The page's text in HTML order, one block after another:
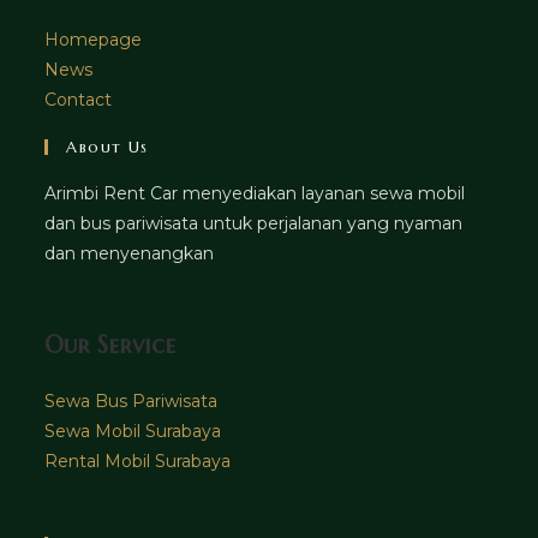
Homepage
News
Contact
About Us
Arimbi Rent Car menyediakan layanan sewa mobil
dan bus pariwisata untuk perjalanan yang nyaman
dan menyenangkan
Our Service
Sewa Bus Pariwisata
Sewa Mobil Surabaya
Rental Mobil Surabaya